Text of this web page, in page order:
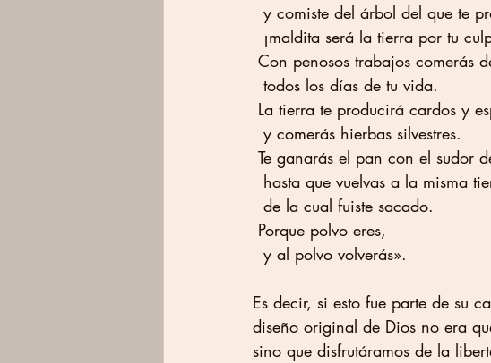
y comiste del árbol del que te
¡maldita será la tierra por tu
Con penosos trabajos comerás
  todos los días de tu vida.
La tierra te producirá cardos y
  y comerás hierbas silvestres.
Te ganarás el pan con el sudor
hasta que vuelvas a la misma
  de la cual fuiste sacado.
Porque polvo eres,
  y al polvo volverás».
Es decir, si esto fue parte de su
diseño original de Dios no era
sino que disfrutáramos de la